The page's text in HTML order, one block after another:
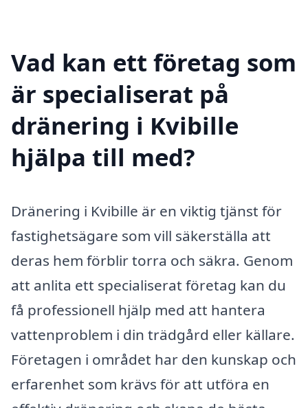
Vad kan ett företag som
är specialiserat på
dränering i Kvibille
hjälpa till med?
Dränering i Kvibille är en viktig tjänst för
fastighetsägare som vill säkerställa att
deras hem förblir torra och säkra. Genom
att anlita ett specialiserat företag kan du
få professionell hjälp med att hantera
vattenproblem i din trädgård eller källare.
Företagen i området har den kunskap och
erfarenhet som krävs för att utföra en